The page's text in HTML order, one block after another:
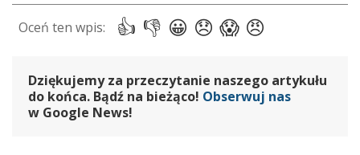
Dziękujemy za przeczytanie naszego artykułu
do końca. Bądź na bieżąco! Obserwuj nas
w Google News!